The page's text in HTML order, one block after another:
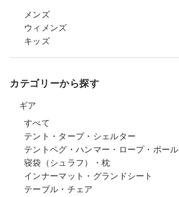
メンズ
ウィメンズ
キッズ
カテゴリーから探す
ギア
すべて
テント・タープ・シェルター
テントペグ・ハンマー・ロープ・ポール
寝袋（シュラフ）・枕
インナーマット・グランドシート
テーブル・チェア